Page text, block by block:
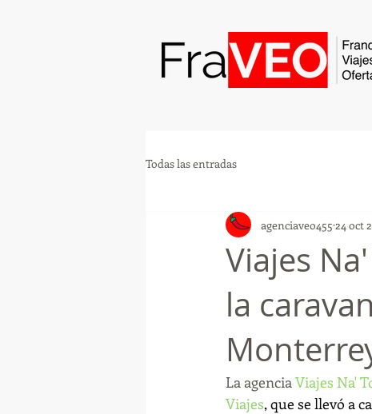
Todas las entradas
Viajes
la
agenciaveo455 24 oct
La agencia Viajes Na'
Viajes, que se llevó a